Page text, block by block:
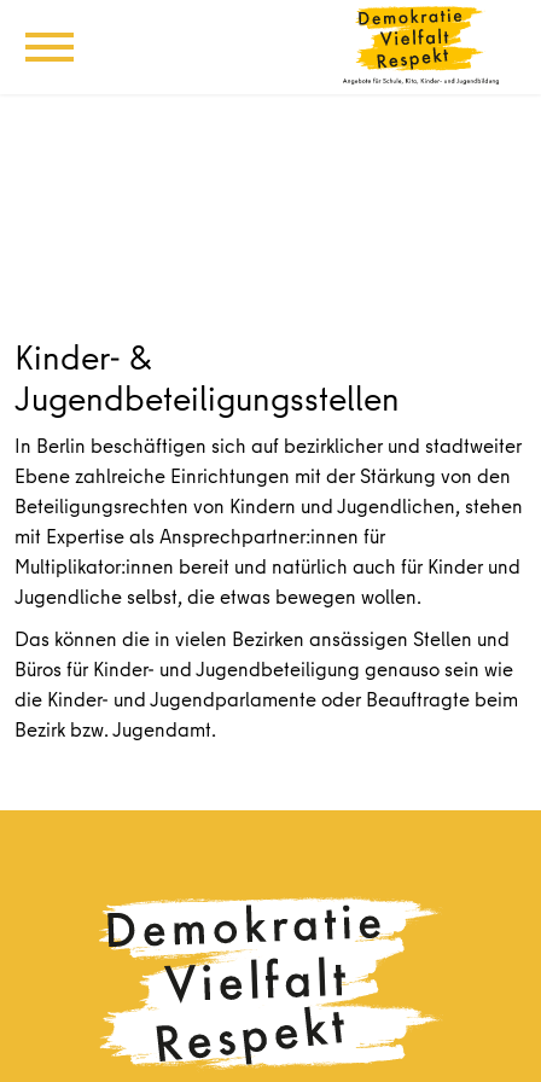
Kinder- &
Jugendbeteiligungsstellen
In Berlin beschäftigen sich auf bezirklicher und stadtweiter
Ebene zahlreiche Einrichtungen mit der Stärkung von den
Beteiligungsrechten von Kindern und Jugendlichen, stehen
mit Expertise als Ansprechpartner:innen für
Multiplikator:innen bereit und natürlich auch für Kinder und
Jugendliche selbst, die etwas bewegen wollen.
Das können die in vielen Bezirken ansässigen Stellen und
Büros für Kinder- und Jugendbeteiligung genauso sein wie
die Kinder- und Jugendparlamente oder Beauftragte beim
Bezirk bzw. Jugendamt.